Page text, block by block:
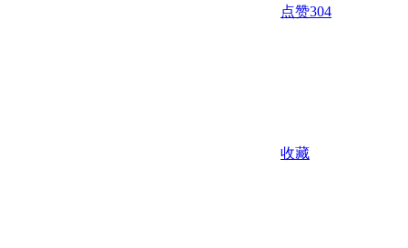
点赞304
收藏